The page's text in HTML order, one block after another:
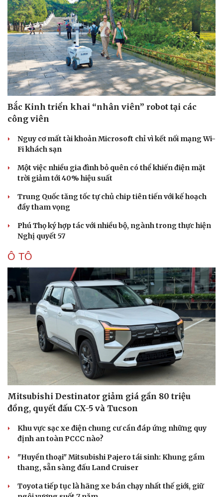
Du lịch
Tư vấn
Săn Tour
check-in
Podcast
Câu chuyện thời sự
Đọc truyện đêm khuya
Cửa sổ tình yêu
Hạt giống tâm hồn
hệ thống quảng cáo của SmartAds.
| SmartAds
CÔNG NGHỆ
Bắc Kinh triển khai “nhân viên” robot tại các
công viên
Fi khách sạn
Một việc nhiều gia đình bỏ quên có thể khiến điện mặt
trời giảm tới 40% hiệu suất
Trung Quốc tăng tốc tự chủ chip tiên tiến với kế hoạch
đầy tham vọng
Phú Thọ ký hợp tác với nhiều bộ, ngành trong thực hiện
Nghị quyết 57
Ô TÔ